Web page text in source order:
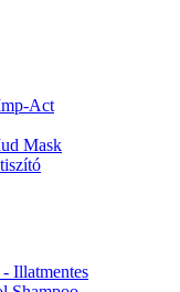
Act
Mask
Illatmentes